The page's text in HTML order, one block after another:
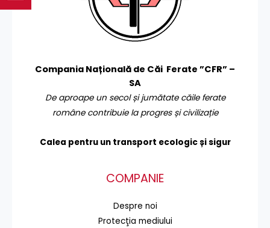
Compania Națională de Căi Ferate ”CFR” –
SA
De aproape un secol și jumătate căile ferate
române contribuie la progres și civilizație
Calea pentru un transport ecologic și sigur
COMPANIE
Despre noi
Protecţia mediului